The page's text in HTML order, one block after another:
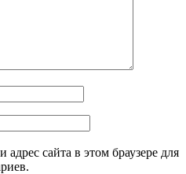
сайта в этом браузере для